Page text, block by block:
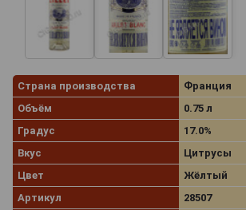
Страна производства
Франция
Объём
0.75 л
Градус
17.0%
Вкус
Цитрусы
Цвет
Жёлтый
Артикул
28507